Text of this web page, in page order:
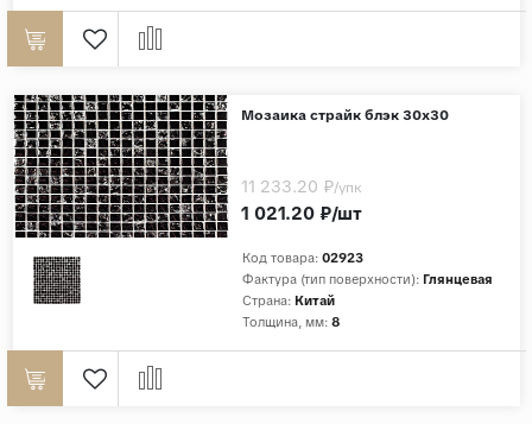
Мозаика страйк блэк 30х30
Код товара: 02923
Фактура (тип поверхности): Глянцевая
Страна: Китай
Толщина, мм: 8
1 021.20 ₽/шт
11 233.20 ₽/упк